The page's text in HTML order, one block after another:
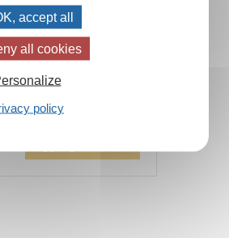
accept all
all cookies
policy